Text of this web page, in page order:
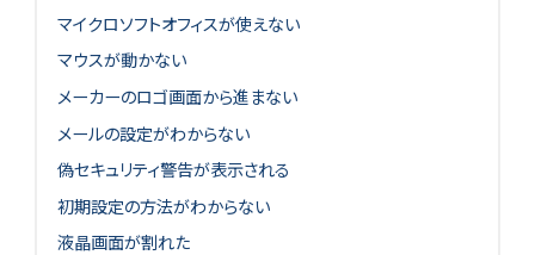
マイクロソフトオフィスが使えない
マウスが動かない
メーカーのロゴ画面から進まない
メールの設定がわからない
偽セキュリティ警告が表示される
初期設定の方法がわからない
液晶画面が割れた